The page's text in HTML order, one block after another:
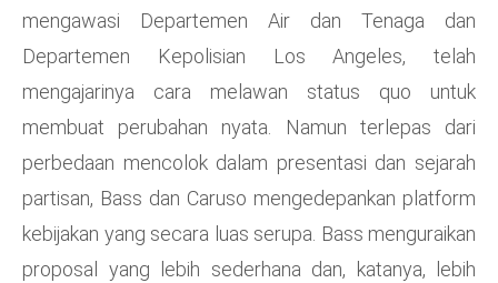
mengawasi Departemen Air dan Tenaga dan
Departemen Kepolisian Los Angeles, telah
mengajarinya cara melawan status quo untuk
membuat perubahan nyata. Namun terlepas dari
perbedaan mencolok dalam presentasi dan sejarah
partisan, Bass dan Caruso mengedepankan platform
kebijakan yang secara luas serupa. Bass menguraikan
proposal yang lebih sederhana dan, katanya, lebih